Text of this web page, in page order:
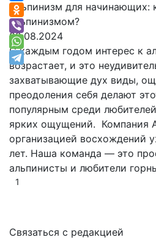
Альпинизм для начинающих:
альпинизмом?
02.08.2024
С каждым годом интерес к
возрастает, и это
захватывающие дух виды,
преодоления себя делают
популярным среди
ярких ощущений. Компания
организацией восхождений
лет. Наша команда — это
альпинисты и любители
1
Связаться с редакцией